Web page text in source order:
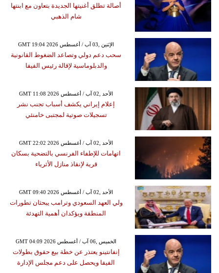
أصالة تطلق أغنيتها الجديدة بتعاون مع ابنتها
شام الذهبي
GMT 19:04 2026 الإثنين ,03 آب / أغسطس
سحب دعم دولي وتصاعد الضغوط القانونية
والدبلوماسية لإقالة رئيس الفيفا
GMT 11:08 2026 الأحد ,02 آب / أغسطس
إعلام إيراني يكشف أسباب تجنب نشر
تسجيلات صوتية لمجتبى خامنئي
GMT 22:02 2026 الأحد ,02 آب / أغسطس
اتهامات للإطفاء الفرنسي بالتضحية بسكان
قرية لإنقاذ منازل الأثرياء
GMT 09:40 2026 الأحد ,02 آب / أغسطس
ولي العهد السعودي وترامب يبحثان تطورات
المنطقة ويؤكدان أهمية التهدئة
GMT 04:09 2026 الخميس ,06 آب / أغسطس
إنفانتينو يعتذر عن خطة بيع حقوق بطولات
الفيفا ويحصل على دعم مجلس الإدارة